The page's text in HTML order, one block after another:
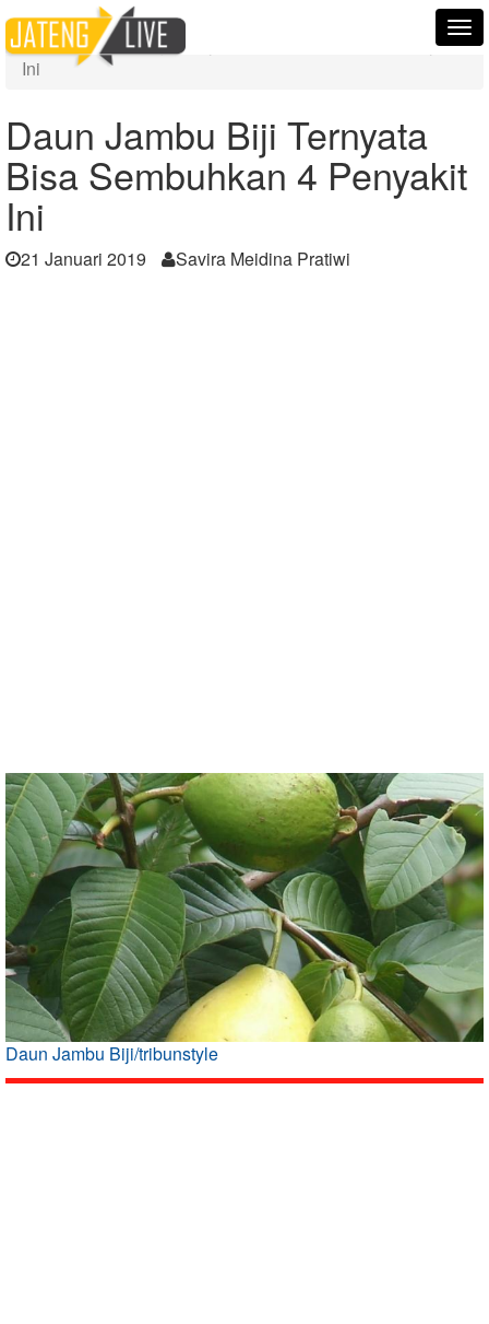
Home
Berita
Daun Jambu Biji Ternyata Bisa Sembuhkan 4 Penyakit
Ini
Daun Jambu Biji Ternyata
Bisa Sembuhkan 4 Penyakit
Ini
21 Januari 2019 Savira Meidina Pratiwi
Daun Jambu Biji/tribunstyle